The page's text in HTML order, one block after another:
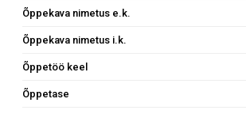
Õppekava nimetus e.k.
Õppekava nimetus i.k.
Õppetöö keel
Õppetase